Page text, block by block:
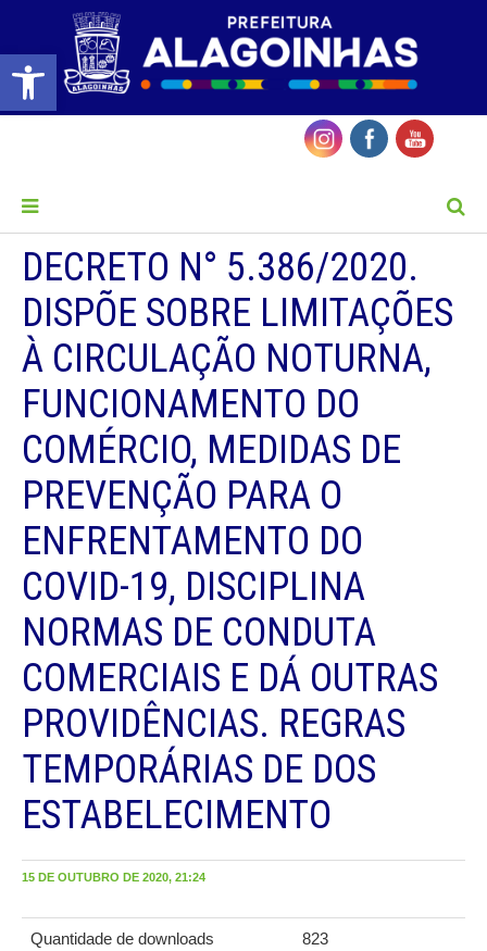
Barra de Ferramentas Aberta
DECRETO N° 5.386/2020.
DISPÕE SOBRE LIMITAÇÕES
À CIRCULAÇÃO NOTURNA,
FUNCIONAMENTO DO
COMÉRCIO, MEDIDAS DE
PREVENÇÃO PARA O
ENFRENTAMENTO DO
COVID-19, DISCIPLINA
NORMAS DE CONDUTA
COMERCIAIS E DÁ OUTRAS
PROVIDÊNCIAS. REGRAS
TEMPORÁRIAS DE DOS
ESTABELECIMENTO
15 DE OUTUBRO DE 2020, 21:24
Quantidade de downloads
823